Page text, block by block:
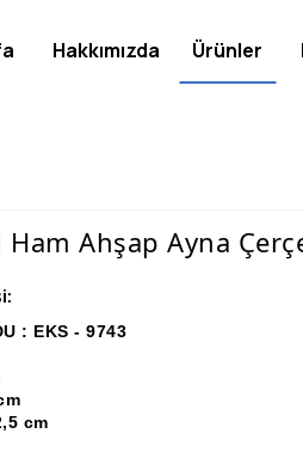
Ham Ahşap Ayna
: EKS - 9743
cm
cm
Hakkımızda Ürünler